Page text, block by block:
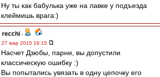
Ну ты как бабулька уже на лавке у подъезда
клеймишь врага:)
recchi -
27 мар 2015 16:15
Насчет Дзюбы, парни, вы допустили
классическую ошибку :)
Вы попытались увязать в одну цепочку его